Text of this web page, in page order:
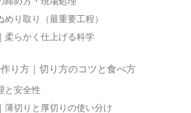
めり取り（最重要工程）
柔らかく仕上げる科学
り方｜切り方のコツと食べ方
と安全性
薄切りと厚切りの使い分け